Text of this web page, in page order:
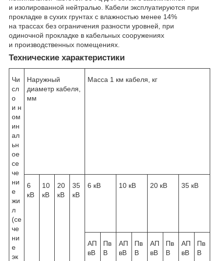
и изолированной нейтралью. Кабели эксплуатируются при
прокладке в сухих грунтах с влажностью менее 14%
на трассах без ограничения разности уровней, при
одиночной прокладке в кабельных сооружениях
и производственных помещениях.
Технические характеристики
Чи
сл
о
и н
ом
ин
ал
ьн
ое
се
че
ни
е
жи
л
(се
че
ни
е
эк
Наружный
диаметр кабеля,
мм
Масса 1 км кабеля, кг
6
кВ
10
кВ
20
кВ
35
кВ
6 кВ 10 кВ 20 кВ 35 кВ
АП
вВ
Пв
В
АП
вВ
Пв
В
АП
вВ
Пв
В
АП
вВ
Пв
В